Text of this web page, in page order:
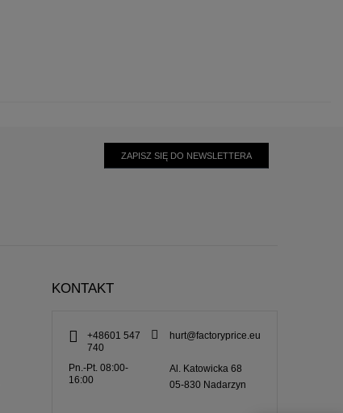
ZAPISZ SIĘ DO NEWSLETTERA
KONTAKT
+48601 547
740
hurt@factoryprice.eu
Pn.-Pt. 08:00-
16:00
Al. Katowicka 68
05-830 Nadarzyn